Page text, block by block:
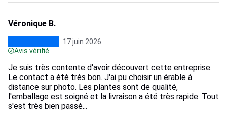
Véronique B.
17 juin 2026
Avis vérifié
Je suis très contente d'avoir découvert cette entreprise.
Le contact a été très bon. J'ai pu choisir un érable à
distance sur photo. Les plantes sont de qualité,
l'emballage est soigné et la livraison a été très rapide. Tout
s'est très bien passé...